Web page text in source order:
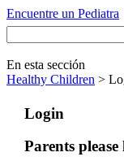
Encuentre un Pediatra
En esta sección
Healthy Children >
Login
Parents